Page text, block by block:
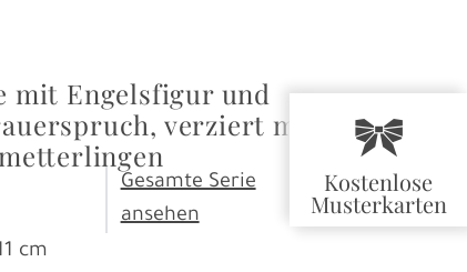
r
Kostenlose
Musterkarten
mit Engelsfigur und
verziert mit
Gesamte Serie
ansehen
cm